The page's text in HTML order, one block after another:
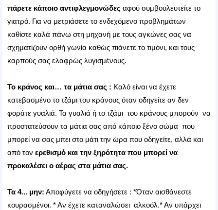
πάρετε κάποιο αντιφλεγμονώδες αφού συμβουλευτείτε το
γιατρό. Για να μετριάσετε το ενδεχόμενο προβλημάτων
καθίστε καλά πάνω στη μηχανή με τους αγκώνες σας να
σχηματίζουν ορθή γωνία καθώς πιάνετε το τιμόνι, και τους
καρπούς σας ελαφρώς λυγισμένους.
Το κράνος και… τα μάτια σας : Καλό είναι να έχετε
κατεβασμένο το τζάμι του κράνους όταν οδηγείτε αν δεν
φοράτε γυαλιά. Τα γυαλιά ή το τζάμι του κράνους μπορούν να
προστατεύσουν τα μάτια σας από κάποιο ξένο σώμα που
μπορεί να σας μπει στο μάτι την ώρα που οδηγείτε, αλλά και
από τον ερεθισμό και την ξηρότητα που μπορεί να
προκαλέσει ο αέρας στα μάτια σας.
Τα 4... μην: Αποφύγετε να οδηγήσετε : *Όταν αισθάνεστε
κουρασμένοι. * Αν έχετε καταναλώσει αλκοόλ.* Αν υπάρχει